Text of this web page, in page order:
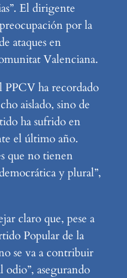
El dirigente
por la
ataques en
Valenciana.
PPCV ha recordado
aislado, sino de
ha sufrido en
el último año.
que no tienen
y plural”,
claro que, pese a
Popular de la
se va a contribuir
odio”, asegurando